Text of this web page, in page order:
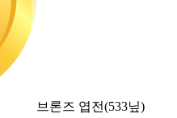
브론즈 엽전(533닢)